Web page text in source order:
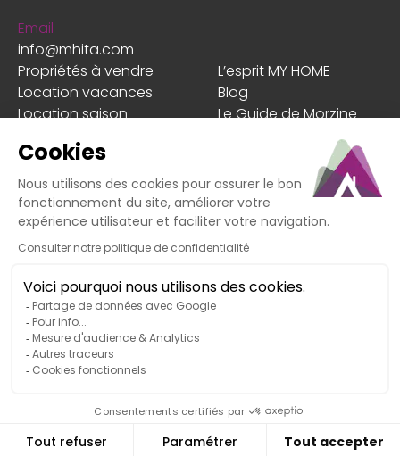
Propriétés à vendre
L’esprit MY HOME
Location vacances
Blog
Location saison
Le Guide de Morzine
Faire gérer mon bien
Email
info@mhita.com
En cas de litige non résolu avec notre service, vous
pouvez recourir à la médiation de la
consommation. Médiateur : MTV Médiation Tourisme
Voyage, adresse : BP 80 303 – 75 823 Paris Cedex 17,
site internet :https://www.mtv.travel. Vous pouvez
saisir ce médiateur gratuitement afin de trouver une
solution amiable.
Conception et réalisation :MEDIWEB